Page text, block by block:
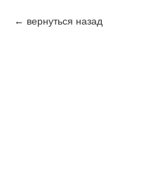
вернуться назад